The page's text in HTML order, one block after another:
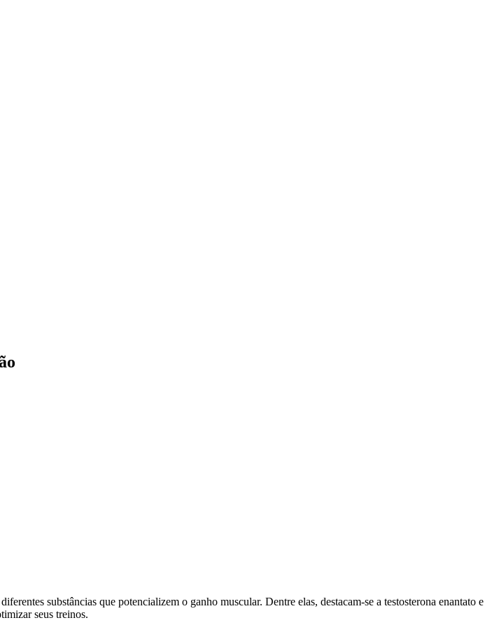
substâncias que potencializem o ganho muscular. Dentre elas, destacam-se a testosterona enantato e
seus treinos.